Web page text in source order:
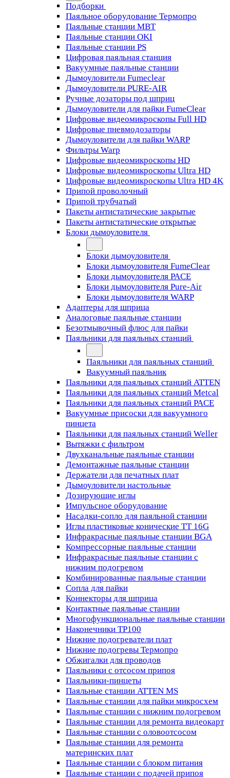
Подборки
Паяльное оборудование Термопро
Паяльные станции MBT
Паяльные станции OKI
Паяльные станции PS
Цифровая паяльная станция
Вакуумные паяльные станции
Дымоуловители Fumeclear
Дымоуловители PURE-AIR
Ручные дозаторы под шприц
Дымоуловители для пайки FumeClear
Цифровые видеомикроскопы Full HD
Цифровые пневмодозаторы
Дымоуловители для пайки WARP
Фильтры Warp
Цифровые видеомикроскопы HD
Цифровые видеомикроскопы Ultra HD
Цифровые видеомикроскопы Ultra HD 4K
Припой проволочный
Припой трубчатый
Пакеты антистатические закрытые
Пакеты антистатические открытые
Блоки дымоуловителя
Блоки дымоуловителя
Блоки дымоуловителя FumeClear
Блоки дымоуловителя PACE
Блоки дымоуловителя Pure-Air
Блоки дымоуловителя WARP
Адаптеры для шприца
Аналоговые паяльные станции
Безотмывочный флюс для пайки
Паяльники для паяльных станций
Паяльники для паяльных станций
Вакуумный паяльник
Паяльники для паяльных станций ATTEN
Паяльники для паяльных станций Metcal
Паяльники для паяльных станций PACE
Вакуумные присоски для вакуумного
пинцета
Паяльники для паяльных станций Weller
Вытяжки с фильтром
Двухканальные паяльные станции
Демонтажные паяльные станции
Держатели для печатных плат
Дымоуловители настольные
Дозирующие иглы
Импульсное оборудование
Насадки-сопло для паяльной станции
Иглы пластиковые конические TT 16G
Инфракрасные паяльные станции BGA
Компрессорные паяльные станции
Инфракрасные паяльные станции с
нижним подогревом
Комбинированные паяльные станции
Сопла для пайки
Коннекторы для шприца
Контактные паяльные станции
Многофункциональные паяльные станции
Наконечники TP100
Нижние подогреватели плат
Нижние подогревы Термопро
Обжигалки для проводов
Паяльники с отсосом припоя
Паяльники-пинцеты
Паяльные станции ATTEN MS
Паяльные станции для пайки микросхем
Паяльные станции с нижним подогревом
Паяльные станции для ремонта видеокарт
Паяльные станции с оловоотсосом
Паяльные станции для ремонта
материнских плат
Паяльные станции с блоком питания
Паяльные станции с подачей припоя